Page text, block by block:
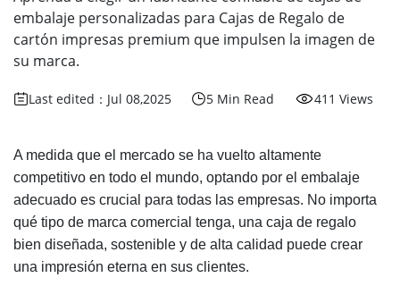
embalaje personalizadas para Cajas de Regalo de
cartón impresas premium que impulsen la imagen de
su marca.
Last edited：Jul 08,2025 5 Min Read 411 Views
A medida que el mercado se ha vuelto altamente
competitivo en todo el mundo, optando por el embalaje
adecuado es crucial para todas las empresas. No importa
qué tipo de marca comercial tenga, una caja de regalo
bien diseñada, sostenible y de alta calidad puede crear
una impresión eterna en sus clientes.